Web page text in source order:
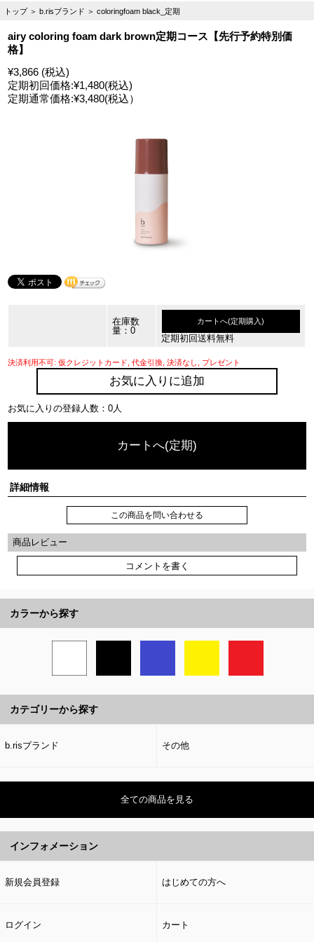
トップ ＞ b.risブランド ＞ coloringfoam black_定期
airy coloring foam dark brown定期コース【先行予約特別価
格】
¥3,866 (税込)
定期初回価格:¥1,480(税込)
定期通常価格:¥3,480(税込）
在庫数
量：0
カートへ(定期購入)
定期初回送料無料
決済利用不可: 仮クレジットカード, 代金引換, 決済なし, プレゼント
お気に入りに追加
お気に入りの登録人数：0人
カートへ(定期)
詳細情報
この商品を問い合わせる
商品レビュー
コメントを書く
カラーから探す
カテゴリーから探す
b.risブランド その他
全ての商品を見る
インフォメーション
新規会員登録 はじめての方へ
ログイン カート